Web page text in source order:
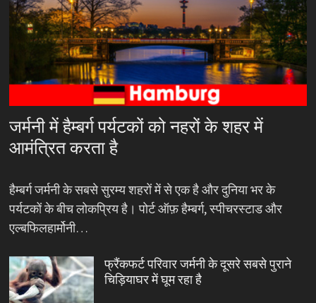
जर्मनी में हैम्बर्ग पर्यटकों को नहरों के शहर में
आमंत्रित करता है
हैम्बर्ग जर्मनी के सबसे सुरम्य शहरों में से एक है और दुनिया भर के
पर्यटकों के बीच लोकप्रिय है। पोर्ट ऑफ़ हैम्बर्ग, स्पीचरस्टाड और
एल्बफिलहार्मोनी…
फ्रैंकफर्ट परिवार जर्मनी के दूसरे सबसे पुराने
चिड़ियाघर में घूम रहा है